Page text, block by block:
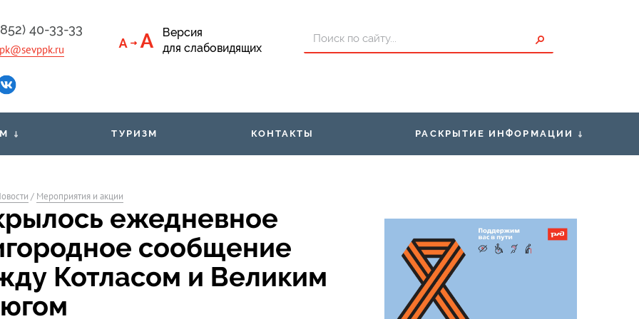
40-33-33
Версия
для слабовидящих
Билеты через мобильное
приложение
Организованным группам
пассажиров
Сведения о страховщике
ТУРИЗМ КОНТАКТЫ РАСКРЫТИЕ ИНФОРМАЦИИ
зонах повышенной опасности,
проезда и перехода через
железнодорожные пути
Условия труда
Закупки
Нормативно-правовая база
/ Мероприятия и акции
ежедневное
сообщение
Котласом и Великим